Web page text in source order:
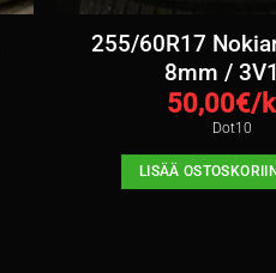
255/60R17
8mm /
50,00€/
Dot10
LISÄÄ